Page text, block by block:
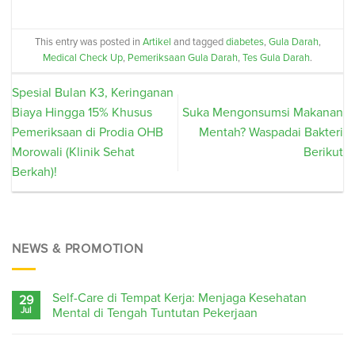
This entry was posted in Artikel and taggeddiabetes, Gula Darah,
Medical Check Up, Pemeriksaan Gula Darah, Tes Gula Darah.
Spesial Bulan K3, Keringanan
Biaya Hingga 15% Khusus
Pemeriksaan di Prodia OHB
Morowali (Klinik Sehat
Berkah)!
Suka Mengonsumsi Makanan
Mentah? Waspadai Bakteri
Berikut
NEWS & PROMOTION
29
Jul
Self-Care di Tempat Kerja: Menjaga Kesehatan
Mental di Tengah Tuntutan Pekerjaan